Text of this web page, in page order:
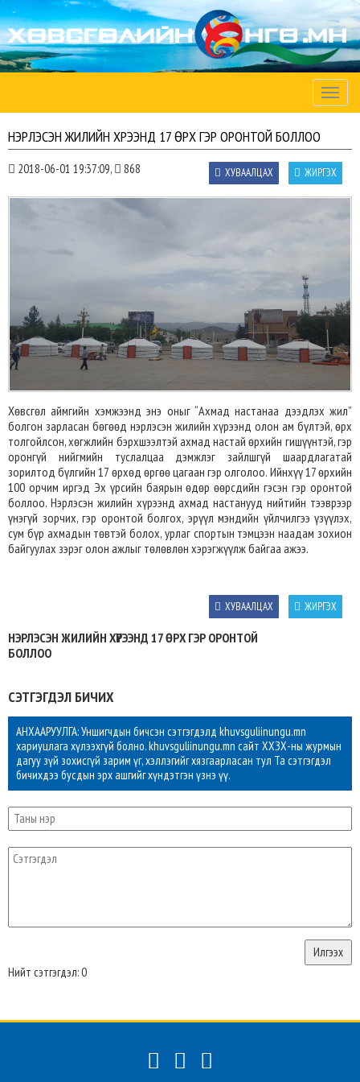
Toggle
НЭРЛЭСЭН ЖИЛИЙН ХҮРЭЭНД 17 ӨРХ ГЭР ОРОНТОЙ БОЛЛОО
2018-06-01 19:37:09, 868 ЖИРГЭХ
ХУВААЛЦАХ
Хөвсгөл аймгийн хэмжээнд энэ оныг “Ахмад настанаа дээдлэх жил”
болгон зарласан бөгөөд нэрлэсэн жилийн хүрээнд олон ам бүлтэй, өрх
толгойлсон, хөгжлийн бэрхшээлтэй ахмад настай өрхийн гишүүнтэй, гэр
оронгүй нийгмийн туслалцаа дэмжлэг зайлшгүй шаардлагатай
зорилтод бүлгийн 17 өрхөд өргөө цагаан гэр олголоо. Ийнхүү 17 өрхийн
100 орчим иргэд Эх үрсийн баярын өдөр өөрсдийн гэсэн гэр оронтой
боллоо. Нэрлэсэн жилийн хүрээнд ахмад настанууд нийтийн тээврээр
үнэгүй зорчих, гэр оронтой болгох, эрүүл мэндийн үйлчилгээ үзүүлэх,
сум бүр ахмадын төвтэй болох, урлаг спортын тэмцээн наадам зохион
байгуулах зэрэг олон ажлыг төлөвлөн хэрэгжүүлж байгаа ажээ.
ЖИРГЭХ
ХУВААЛЦАХ
НЭРЛЭСЭН ЖИЛИЙН ХҮРЭЭНД 17 ӨРХ ГЭР ОРОНТОЙ
БОЛЛОО
СЭТГЭГДЭЛ БИЧИХ
АНХААРУУЛГА: Уншигчдын бичсэн сэтгэгдэлд khuvsguliinungu.mn
хариуцлага хүлээхгүй болно. khuvsguliinungu.mn сайт ХХЗХ-ны журмын
дагуу зүй зохисгүй зарим үг, хэллэгийг хязгаарласан тул Та сэтгэгдэл
бичихдээ бусдын эрх ашгийг хүндэтгэн үзнэ үү.
Нийт сэтгэгдэл: 0